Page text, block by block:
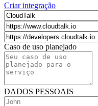
Criar integração
Caso de uso planejado
DADOS PESSOAIS